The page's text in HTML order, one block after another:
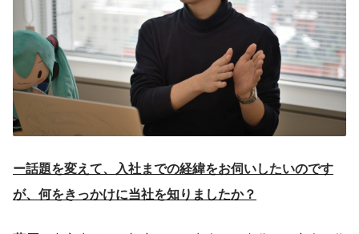
ー話題を変えて、入社までの経緯をお伺いしたいのです
が、何をきっかけに当社を知りましたか？